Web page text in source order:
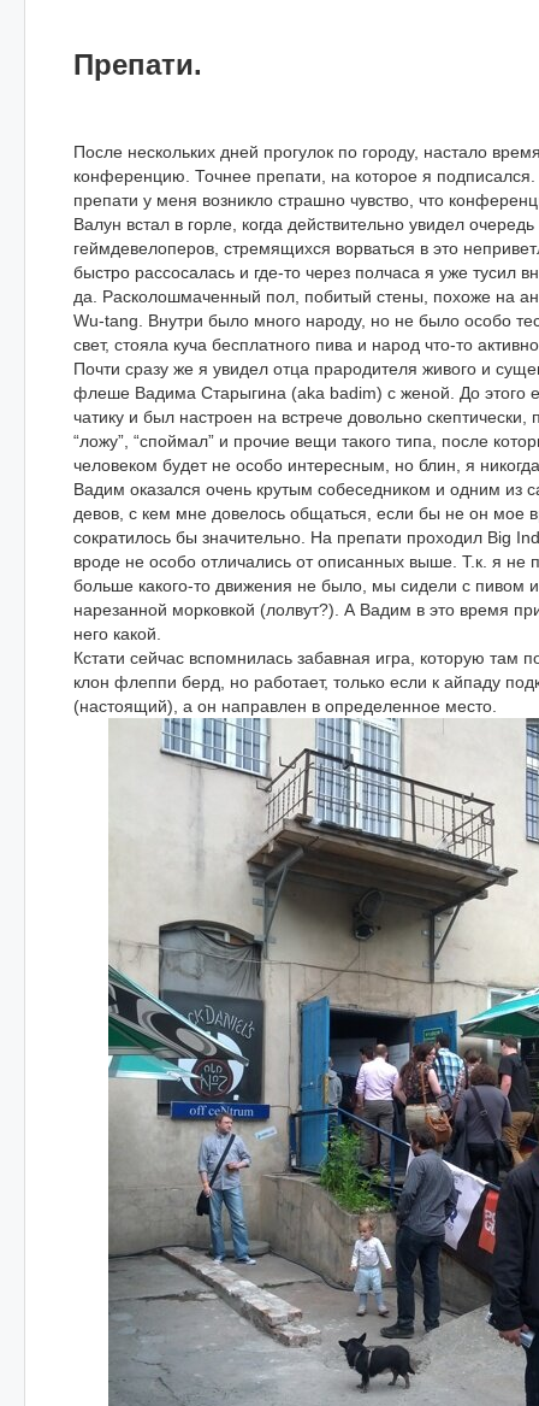
Препати.
После нескольких дней прогулок по городу, настало
конференцию. Точнее препати, на которое я
препати у меня возникло страшно чувство, что
Валун встал в горле, когда действительно увидел
геймдевелоперов, стремящихся ворваться в это
быстро рассосалась и где-то через полчаса я уже тусил
да. Расколошмаченный пол, побитый стены, похоже на
Wu-tang. Внутри было много народу, но не было особо
свет, стояла куча бесплатного пива и народ что-то
Почти сразу же я увидел отца прародителя живого и
флеше Вадима Старыгина (aka badim) с женой. До этого
чатику и был настроен на встрече довольно скептически,
“ложу”, “споймал” и прочие вещи такого типа, после
человеком будет не особо интересным, но блин, я
Вадим оказался очень крутым собеседником и одним из
девов, с кем мне довелось общаться, если бы не он мое
сократилось бы значительно. На препати проходил Big
вроде не особо отличались от описанных выше. Т.к. я не
больше какого-то движения не было, мы сидели с пивом
нарезанной морковкой (лолвут?). А Вадим в это время
него какой.
Кстати сейчас вспомнилась забавная игра, которую там
клон флеппи берд, но работает, только если к айпаду
(настоящий), а он направлен в определенное место.